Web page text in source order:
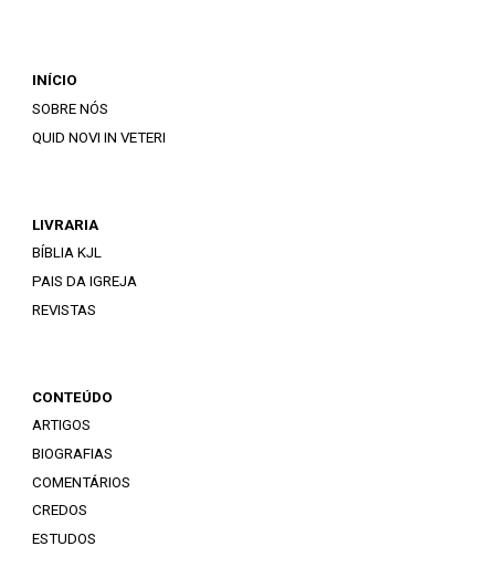
INÍCIO
SOBRE NÓS
QUID NOVI IN VETERI
LIVRARIA
BÍBLIA KJL
PAIS DA IGREJA
REVISTAS
CONTEÚDO
ARTIGOS
BIOGRAFIAS
COMENTÁRIOS
CREDOS
ESTUDOS